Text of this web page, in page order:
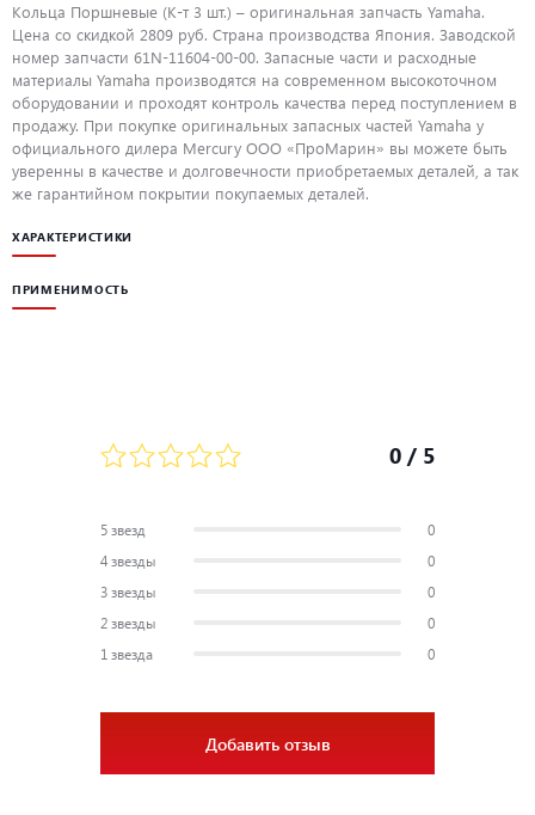
Кольца Поршневые (К-т 3 шт.) – оригинальная запчасть Yamaha.
Цена со скидкой 2809 руб. Страна производства Япония. Заводской
номер запчасти 61N-11604-00-00. Запасные части и расходные
материалы Yamaha производятся на современном высокоточном
оборудовании и проходят контроль качества перед поступлением в
продажу. При покупке оригинальных запасных частей Yamaha у
официального дилера Mercury ООО «ПроМарин» вы можете быть
уверенны в качестве и долговечности приобретаемых деталей, а так
же гарантийном покрытии покупаемых деталей.
ХАРАКТЕРИСТИКИ
ПРИМЕНИМОСТЬ
0 / 5
5 звезд
0
4 звезды
0
3 звезды
0
2 звезды
0
1 звезда
0
Добавить отзыв